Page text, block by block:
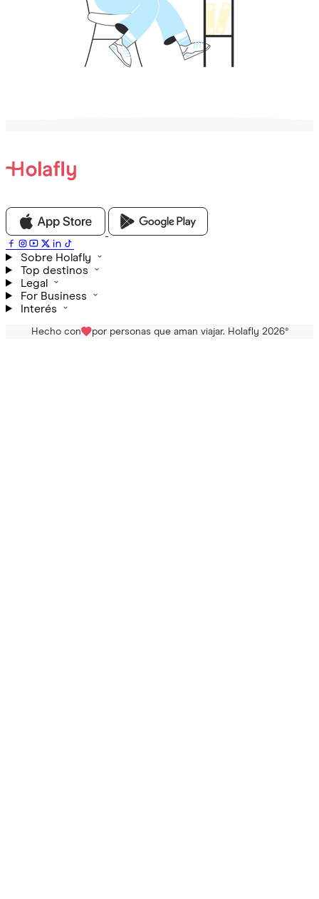
Sobre Holafly
Top destinos
Legal
For Business
Interés
Hecho con por personas que aman viajar. Holafly 2026®